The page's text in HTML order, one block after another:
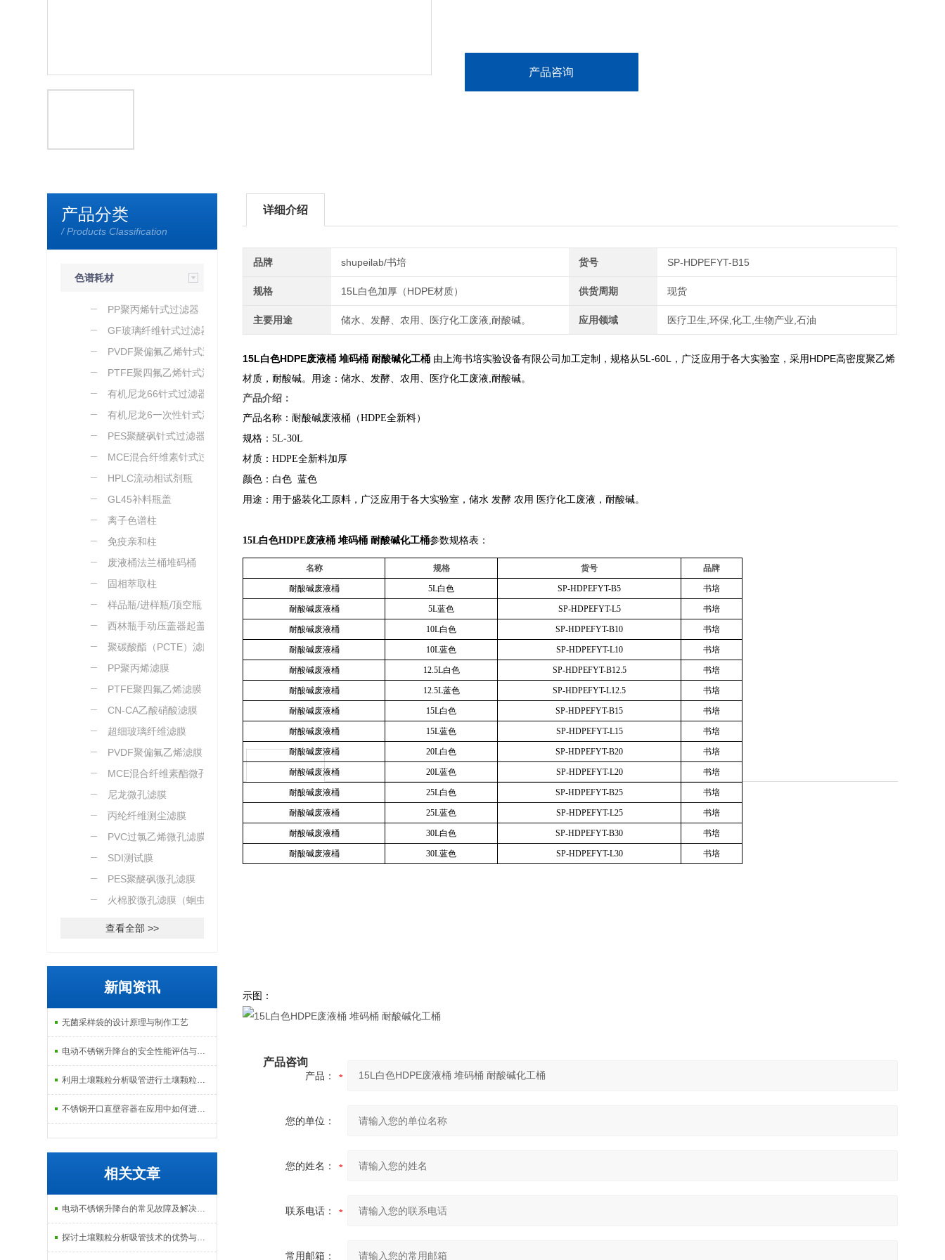
产品咨询
产品分类
/ Products Classification
色谱耗材
PP聚丙烯针式过滤器
GF玻璃纤维针式过滤器
PVDF聚偏氟乙烯针式过
滤器
PTFE聚四氟乙烯针式滤
器
有机尼龙66针式过滤器
有机尼龙6一次性针式滤
器
PES聚醚砜针式过滤器
MCE混合纤维素针式过滤
器
HPLC流动相试剂瓶
GL45补料瓶盖
离子色谱柱
免疫亲和柱
废液桶法兰桶堆码桶
固相萃取柱
样品瓶/进样瓶/顶空瓶
西林瓶手动压盖器起盖器
聚碳酸酯（PCTE）滤膜
PP聚丙烯滤膜
PTFE聚四氟乙烯滤膜
CN-CA乙酸硝酸滤膜
超细玻璃纤维滤膜
PVDF聚偏氟乙烯滤膜
MCE混合纤维素酯微孔滤
膜
尼龙微孔滤膜
丙纶纤维测尘滤膜
PVC过氯乙烯微孔滤膜
SDI测试膜
PES聚醚砜微孔滤膜
火棉胶微孔滤膜（蛔虫卵
测定）
查看全部 >>
新闻资讯
无菌采样袋的设计原理与制作工艺
电动不锈钢升降台的安全性能评估与控制
利用土壤颗粒分析吸管进行土壤颗粒定量分析的研究
不锈钢开口直壁容器在应用中如何进行维护和保养？
相关文章
电动不锈钢升降台的常见故障及解决方法有哪些？
探讨土壤颗粒分析吸管技术的优势与局限性
详细介绍
品牌 shupeilab/书培 货号 SP-HDPEFYT-B15
规格 15L白色加厚（HDPE材质） 供货周期 现货
主要用途 储水、发酵、农用、医疗化工废液,耐酸碱。 应用领域 医疗卫生,环保,化工,生物产业,石油
15L白色HDPE废液桶 堆码桶 耐酸碱化工桶 由上海书培实验设备有限公司加工定制，规格从5L-60L，广泛应用于各大实验室，采用HDPE高密度聚乙烯
材质，耐酸碱。用途：储水、发酵、农用、医疗化工废液,耐酸碱。
产品介绍：
产品名称：耐酸碱废液桶（HDPE全新料）
规格：5L-30L
材质：HDPE全新料加厚
颜色：白色 蓝色
用途：用于盛装化工原料，广泛应用于各大实验室，储水 发酵 农用 医疗化工废液，耐酸碱。
15L白色HDPE废液桶 堆码桶 耐酸碱化工桶参数规格表：
名称 规格 货号 品牌
耐酸碱废液桶 5L白色 SP-HDPEFYT-B5 书培
耐酸碱废液桶 5L蓝色 SP-HDPEFYT-L5 书培
耐酸碱废液桶 10L白色 SP-HDPEFYT-B10 书培
耐酸碱废液桶 10L蓝色 SP-HDPEFYT-L10 书培
耐酸碱废液桶 12.5L白色 SP-HDPEFYT-B12.5 书培
耐酸碱废液桶 12.5L蓝色 SP-HDPEFYT-L12.5 书培
耐酸碱废液桶 15L白色 SP-HDPEFYT-B15 书培
耐酸碱废液桶 15L蓝色 SP-HDPEFYT-L15 书培
耐酸碱废液桶 20L白色 SP-HDPEFYT-B20 书培
耐酸碱废液桶 20L蓝色 SP-HDPEFYT-L20 书培
耐酸碱废液桶 25L白色 SP-HDPEFYT-B25 书培
耐酸碱废液桶 25L蓝色 SP-HDPEFYT-L25 书培
耐酸碱废液桶 30L白色 SP-HDPEFYT-B30 书培
耐酸碱废液桶 30L蓝色 SP-HDPEFYT-L30 书培
示图：
产品咨询
产品：
您的单位：
您的姓名：
联系电话：
常用邮箱：